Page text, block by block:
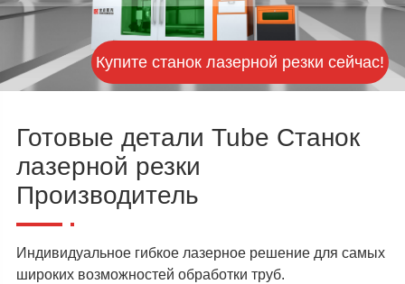
Готовые детали Tube Станок
лазерной резки
Производитель
Индивидуальное гибкое лазерное решение для самых
широких возможностей обработки труб.
Купите станок лазерной резки сейчас!